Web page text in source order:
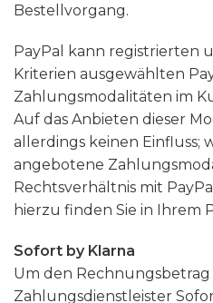
Bestellvorgang.
PayPal kann registrierten
Kriterien ausgewählten
Zahlungsmodalitäten im
Auf das Anbieten dieser
allerdings keinen Einfluss;
angebotene
Rechtsverhältnis mit
hierzu finden Sie in Ihrem
Sofort by Klarna
Um den
Zahlungsdienstleister